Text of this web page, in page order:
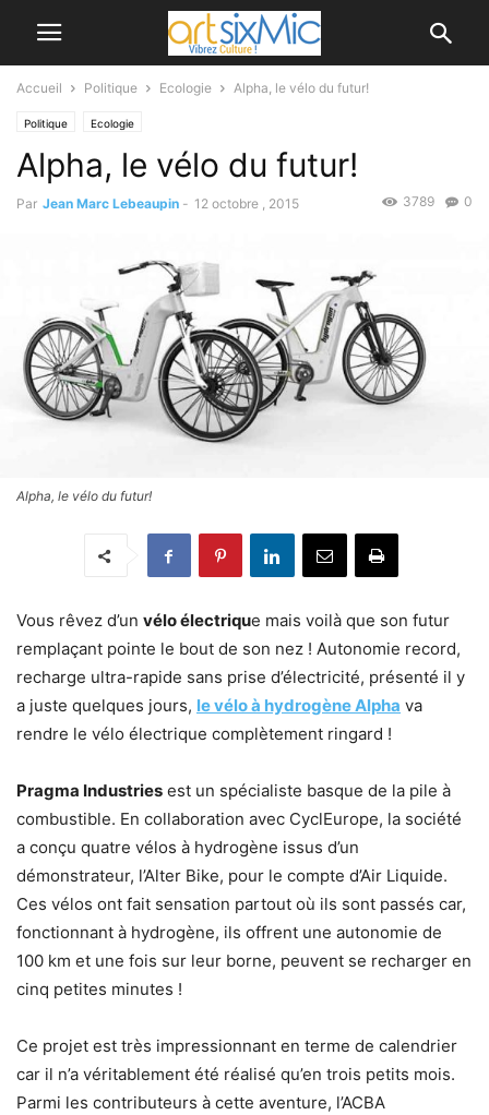
Accueil Politique Ecologie Alpha, le vélo du futur!
Politique Ecologie
Alpha, le vélo du futur!
Par Jean Marc Lebeaupin - 12 octobre , 2015 0
3789
Alpha, le vélo du futur!
Vous rêvez d’un vélo électrique mais voilà que son futur
remplaçant pointe le bout de son nez ! Autonomie record,
recharge ultra-rapide sans prise d’électricité, présenté il y
a juste quelques jours, le vélo à hydrogène Alpha va
rendre le vélo électrique complètement ringard !
Pragma Industries est un spécialiste basque de la pile à
combustible. En collaboration avec CyclEurope, la société
a conçu quatre vélos à hydrogène issus d’un
démonstrateur, l’Alter Bike, pour le compte d’Air Liquide.
Ces vélos ont fait sensation partout où ils sont passés car,
fonctionnant à hydrogène, ils offrent une autonomie de
100 km et une fois sur leur borne, peuvent se recharger en
cinq petites minutes !
Ce projet est très impressionnant en terme de calendrier
car il n’a véritablement été réalisé qu’en trois petits mois.
Parmi les contributeurs à cette aventure, l’ACBA